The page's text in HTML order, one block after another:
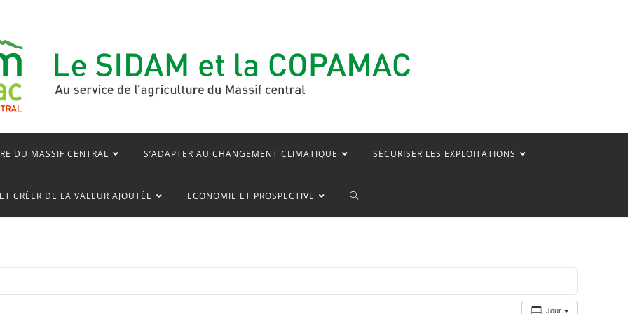
DU MASSIF CENTRAL S’ADAPTER AU CHANGEMENT CLIMATIQUE SÉCURISER LES EXPLOITATIONS
CRÉER DE LA VALEUR AJOUTÉE ECONOMIE ET PROSPECTIVE TOGGLE
Jour